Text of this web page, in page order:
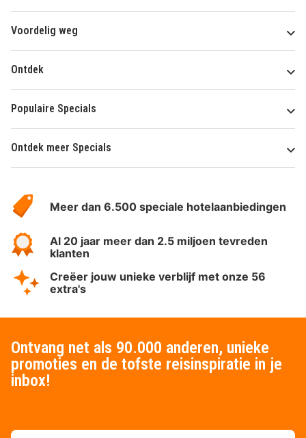
Voordelig weg
Ontdek
Populaire Specials
Ontdek meer Specials
HotelSpecials
Meer dan 6.500 speciale hotelaanbiedingen
Al 20 jaar meer dan 2.5 miljoen tevreden
klanten
Creëer jouw unieke verblijf met onze 56
extra's
Ontvang net als 90.000 anderen, unieke
promoties en de tofste reisinspiratie in je
inbox!